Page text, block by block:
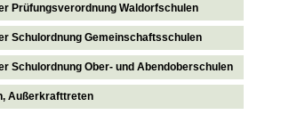
Prüfungsverordnung Waldorfschulen
Schulordnung Gemeinschaftsschulen
Schulordnung Ober- und Abendoberschulen
Außerkrafttreten